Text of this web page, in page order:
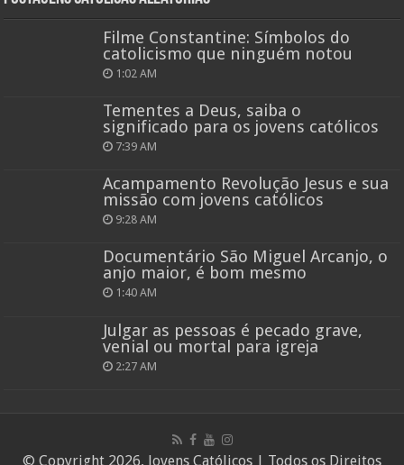
Filme Constantine: Símbolos do
catolicismo que ninguém notou
1:02 AM
Tementes a Deus, saiba o
significado para os jovens católicos
7:39 AM
Acampamento Revolução Jesus e sua
missão com jovens católicos
9:28 AM
Documentário São Miguel Arcanjo, o
anjo maior, é bom mesmo
1:40 AM
Julgar as pessoas é pecado grave,
venial ou mortal para igreja
2:27 AM
© Copyright 2026, Jovens Católicos | Todos os Direitos